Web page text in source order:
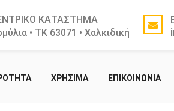
ΚΑΤΑΣΤΗΜΑ
• ΤΚ 63071 • Χαλκιδική
ΧΡΗΣΙΜΑ ΕΠΙΚΟΙΝΩΝΙΑ